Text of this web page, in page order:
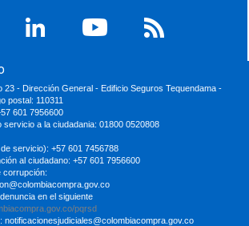
23 - Dirección General - Edificio Seguros Tequendama -
postal: 110311
601 7956600
servicio a la ciudadania: 01800 0520808
servicio): +57 601 7456788
al ciudadano: +57 601 7956600
corrupción:
@colombiacompra.gov.co
en el siguiente
pqrsd
notificacionesjudiciales@colombiacompra.gov.co